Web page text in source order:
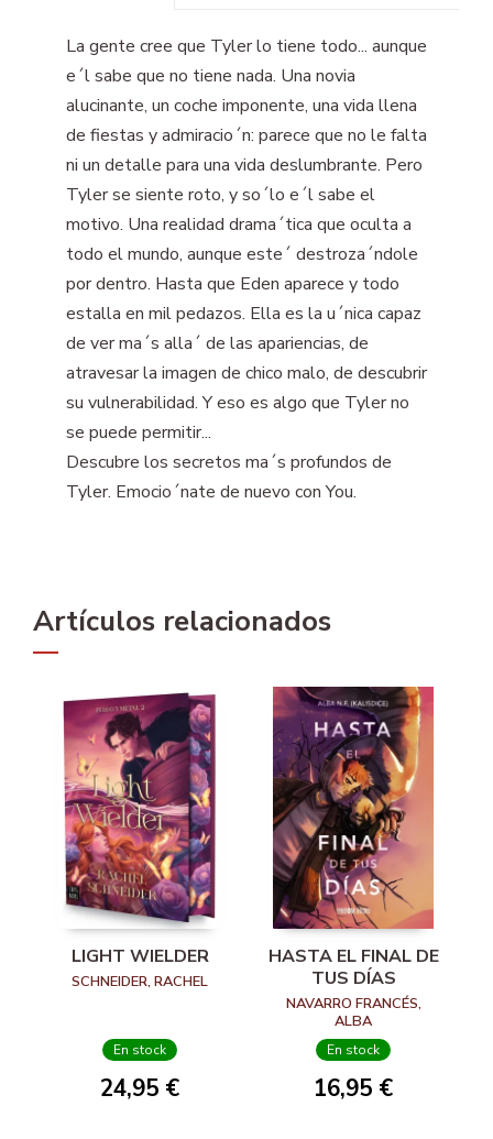
La gente cree que Tyler lo tiene todo... aunque
e´l sabe que no tiene nada. Una novia
alucinante, un coche imponente, una vida llena
de fiestas y admiracio´n: parece que no le falta
ni un detalle para una vida deslumbrante. Pero
Tyler se siente roto, y so´lo e´l sabe el
motivo. Una realidad drama´tica que oculta a
todo el mundo, aunque este´ destroza´ndole
por dentro. Hasta que Eden aparece y todo
estalla en mil pedazos. Ella es la u´nica capaz
de ver ma´s alla´ de las apariencias, de
atravesar la imagen de chico malo, de descubrir
su vulnerabilidad. Y eso es algo que Tyler no
se puede permitir...
Descubre los secretos ma´s profundos de
Tyler. Emocio´nate de nuevo con You.
Artículos relacionados
LIGHT WIELDER
SCHNEIDER, RACHEL
En stock
24,95 €
HASTA EL FINAL DE
TUS DÍAS
NAVARRO FRANCÉS,
ALBA
En stock
16,95 €